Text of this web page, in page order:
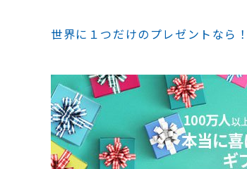
世界に１つだけのプレゼントなら